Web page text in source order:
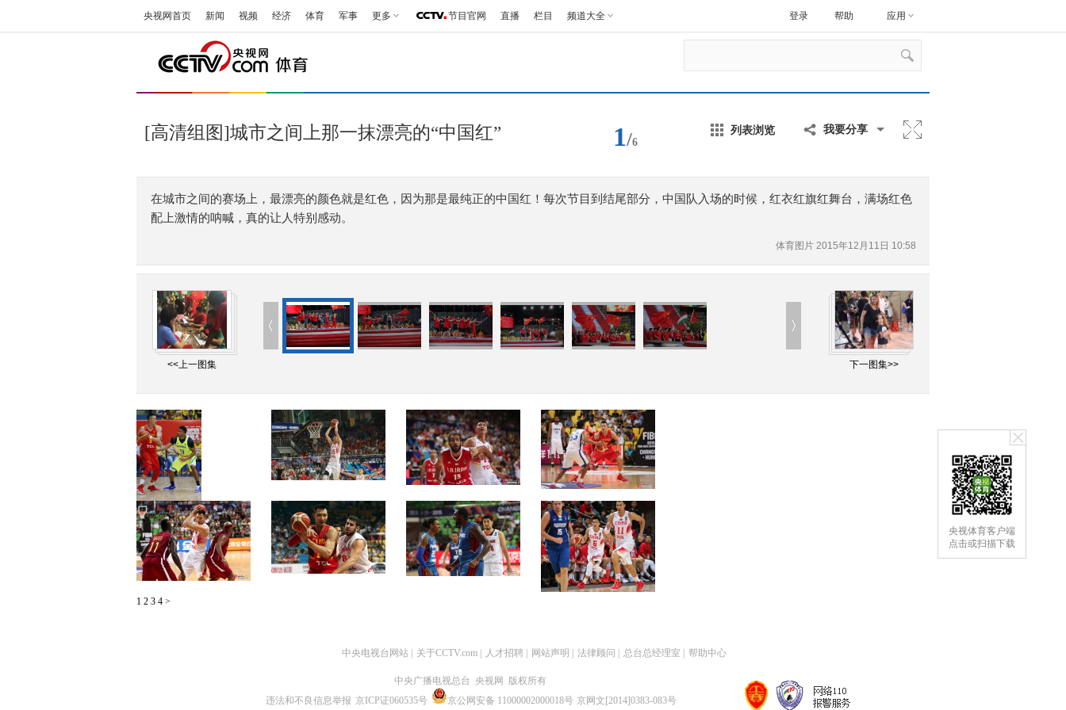
央视体育客户端
点击或扫描下载
央视网首页 新闻 视频 经济 体育 军事 更多 节目官网 直播 栏目 频道大全 帮助 应用
登录
[高清组图]城市之间上那一抹漂亮的“中国红” 1/6
列表浏览 我要分享
在城市之间的赛场上，最漂亮的颜色就是红色，因为那是最纯正的中国红！每次节目到结尾部分，中国队入场的时候，红衣红旗红舞台，满场红色
配上激情的呐喊，真的让人特别感动。
体育图片 2015年12月11日 10:58
<<上一图集 下一图集>>
[高清组图]男篮热身赛：中
国队频失误 不敌巴西
[高清组图]中国男篮胜菲律
宾夺亚锦赛冠军
[高清组图]亚锦赛-中国男篮
击败伊朗进入决赛
[高清组图]亚锦赛-中国男篮
46分大胜印度进4强
[高清组图]5人得分上双中国
1 2 3 4 >
中央电视台网站 关于CCTV.com 人才招聘 网站声明 法律顾问 总台总经理室 帮助中心
中央广播电视总台 央视网 版权所有
违法和不良信息举报 京ICP证060535号 京公网安备 11000002000018号 京网文[2014]0383-083号